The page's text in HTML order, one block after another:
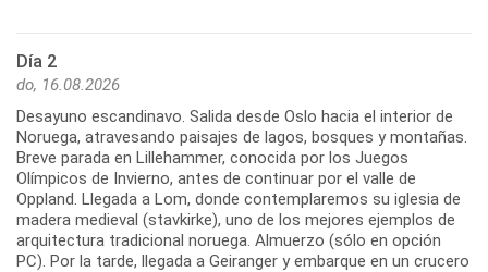
Día 2
do, 16.08.2026
Desayuno escandinavo. Salida desde Oslo hacia el interior de
Noruega, atravesando paisajes de lagos, bosques y montañas.
Breve parada en Lillehammer, conocida por los Juegos
Olímpicos de Invierno, antes de continuar por el valle de
Oppland. Llegada a Lom, donde contemplaremos su iglesia de
madera medieval (stavkirke), uno de los mejores ejemplos de
arquitectura tradicional noruega. Almuerzo (sólo en opción
PC). Por la tarde, llegada a Geiranger y embarque en un crucero